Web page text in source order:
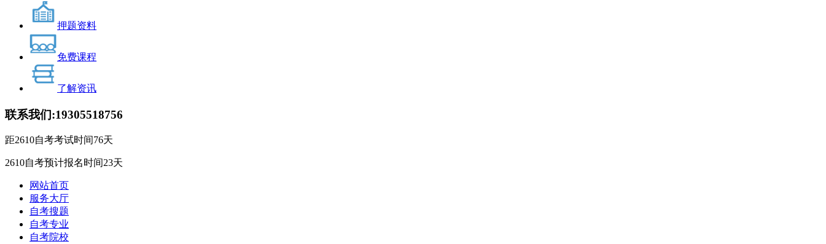
押题资料
免费课程
了解资讯
联系我们:19305518756
距2610自考考试时间76天
2610自考预计报名时间23天
网站首页
服务大厅
自考搜题
自考专业
自考院校